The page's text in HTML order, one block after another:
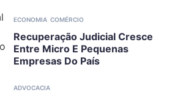
ECONOMIA COMÉRCIO
Recuperação Judicial Cresce
Entre Micro E Pequenas
Empresas Do País
ADVOCACIA